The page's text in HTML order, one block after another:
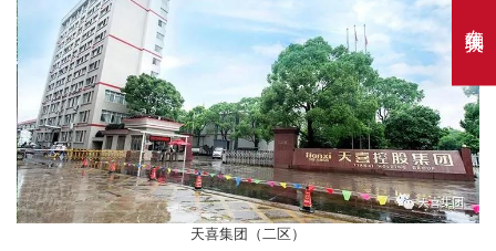
天喜集团（二区）